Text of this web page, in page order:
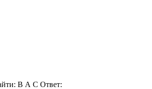
В А С Ответ: